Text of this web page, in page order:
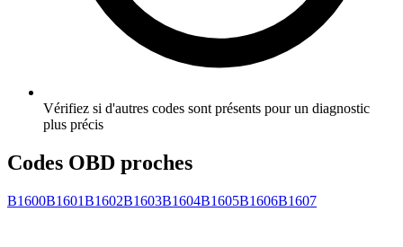
Vérifiez si d'autres codes sont présents pour un diagnostic
plus précis
Codes OBD proches
B1600B1601B1602B1603B1604B1605B1606B1607